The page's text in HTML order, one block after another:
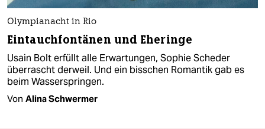
Olympianacht in Rio
Eintauchfontänen und Eheringe
Usain Bolt erfüllt alle Erwartungen, Sophie Scheder
überrascht derweil. Und ein bisschen Romantik gab es
beim Wasserspringen.
Von Alina Schwermer